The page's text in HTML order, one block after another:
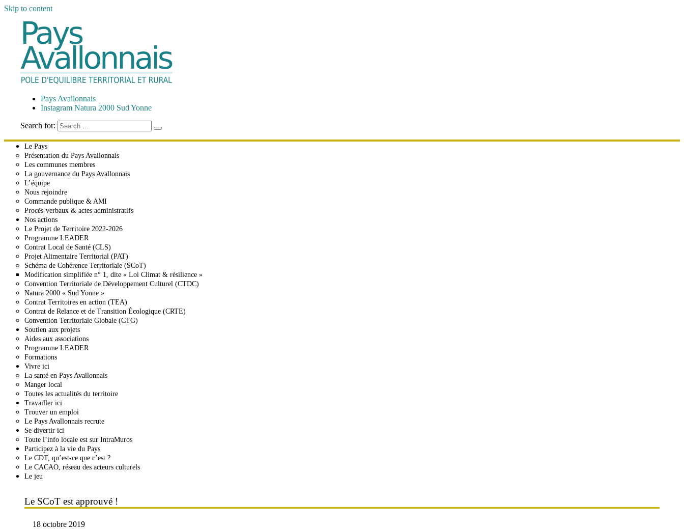
Skip to content
Pays Avallonnais
Pôle d'Équilibre Territorial et Rural
Pays Avallonnais
Instagram Natura 2000 Sud Yonne
Search for:
Le Pays
Présentation du Pays Avallonnais
Les communes membres
La gouvernance du Pays Avallonnais
L’équipe
Nous rejoindre
Commande publique & AMI
Procès-verbaux & actes administratifs
Nos actions
Le Projet de Territoire 2022-2026
Programme LEADER
Contrat Local de Santé (CLS)
Projet Alimentaire Territorial (PAT)
Schéma de Cohérence Territoriale (SCoT)
Modification simplifiée n° 1, dite « Loi Climat & résilience »
Convention Territoriale de Développement Culturel (CTDC)
Natura 2000 « Sud Yonne »
Contrat Territoires en action (TEA)
Contrat de Relance et de Transition Écologique (CRTE)
Convention Territoriale Globale (CTG)
Soutien aux projets
Aides aux associations
Programme LEADER
Formations
Vivre ici
La santé en Pays Avallonnais
Manger local
Toutes les actualités du territoire
Travailler ici
Trouver un emploi
Le Pays Avallonnais recrute
Se divertir ici
Toute l’info locale est sur IntraMuros
Participez à la vie du Pays
Le CDT, qu’est-ce que c’est ?
Le CACAO, réseau des acteurs culturels
Le jeu
Le SCoT est approuvé !
18 octobre 2019